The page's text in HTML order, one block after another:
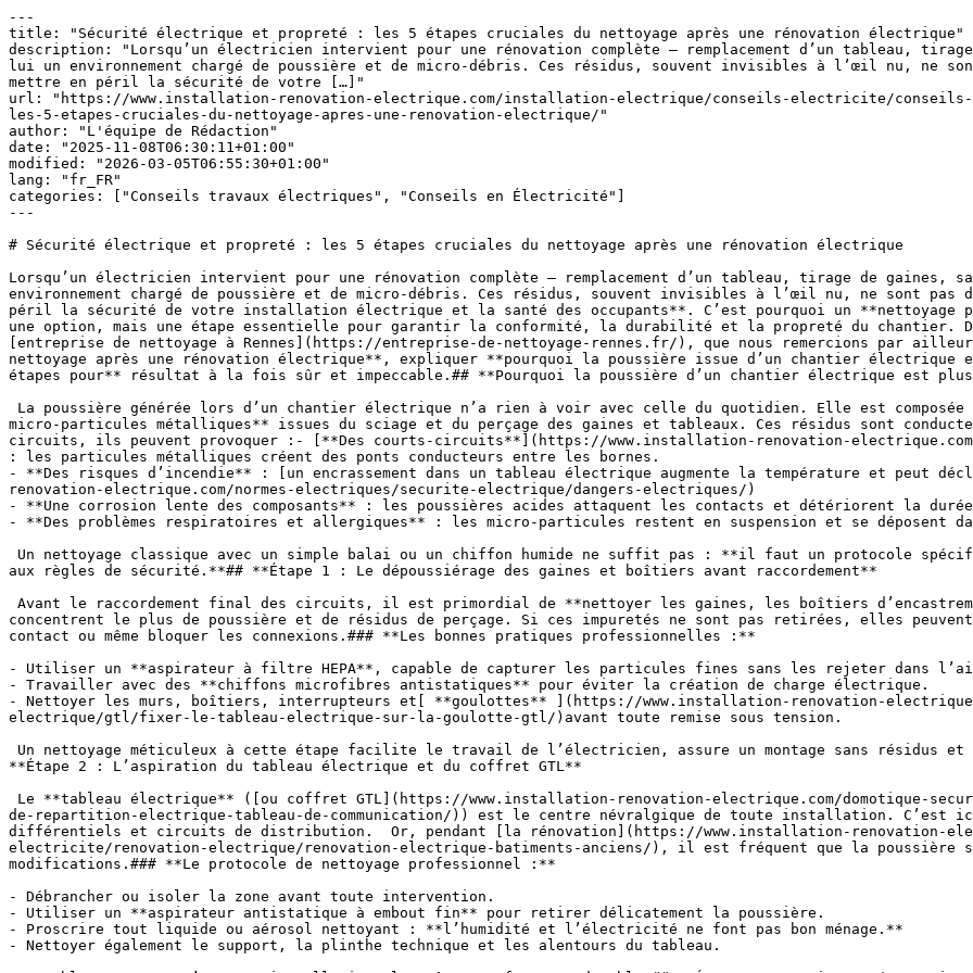
---
title: "Sécurité électrique et propreté : les 5 étapes cruciales du nettoyage après une rénovation électrique"
description: "Lorsqu’un électricien intervient pour une rénovation complète — remplacement d’un tableau, tirage de gaines, saignées dans les murs — il laisse derrière lui un environnement chargé de poussière et de micro-débris. Ces résidus, souvent invisibles à l’œil nu, ne sont pas de simples salissures. Ils peuvent, à terme, mettre en péril la sécurité de votre […]"
url: "https://www.installation-renovation-electrique.com/installation-electrique/conseils-electricite/conseils-travaux-electriques/securite-electrique-et-proprete-les-5-etapes-cruciales-du-nettoyage-apres-une-renovation-electrique/"
author: "L'équipe de Rédaction"
date: "2025-11-08T06:30:11+01:00"
modified: "2026-03-05T06:55:30+01:00"
lang: "fr_FR"
categories: ["Conseils travaux électriques", "Conseils en Électricité"]
---

# Sécurité électrique et propreté : les 5 étapes cruciales du nettoyage après une rénovation électrique

Lorsqu’un électricien intervient pour une rénovation complète — remplacement d’un tableau, tirage de gaines, saignées dans les murs — il laisse derrière lui un environnement chargé de poussière et de micro-débris. Ces résidus, souvent invisibles à l’œil nu, ne sont pas de simples salissures. Ils peuvent, à terme, **mettre en péril la sécurité de votre installation électrique et la santé des occupants**. C’est pourquoi un **nettoyage professionnel après rénovation électrique** n’est pas une option, mais une étape essentielle pour garantir la conformité, la durabilité et la propreté du chantier. Dans cet article, rédigé par la société Propre au Carré, [entreprise de nettoyage à Rennes](https://entreprise-de-nettoyage-rennes.fr/), que nous remercions par ailleurs, nous allons détailler **les 5 étapes clés du nettoyage après une rénovation électrique**, expliquer **pourquoi la poussière issue d’un chantier électrique est plus dangereuse qu’elle n’y paraît**, et voir **les étapes pour** résultat à la fois sûr et impeccable.## **Pourquoi la poussière d’un chantier électrique est plus dangereuse qu’il n’y paraît**

 La poussière générée lors d’un chantier électrique n’a rien à voir avec celle du quotidien. Elle est composée de **poussières de plâtre, de ciment, de PVC et de micro-particules métalliques** issues du sciage et du perçage des gaines et tableaux. Ces résidus sont conducteurs et corrosifs. Lorsqu’ils s’infiltrent dans les circuits, ils peuvent provoquer :- [**Des courts-circuits**](https://www.installation-renovation-electrique.com/normes-electriques/securite-electrique/court-circuit/) : les particules métalliques créent des ponts conducteurs entre les bornes.
- **Des risques d’incendie** : [un encrassement dans un tableau électrique augmente la température et peut déclencher un départ de feu.](https://www.installation-renovation-electrique.com/normes-electriques/securite-electrique/dangers-electriques/)
- **Une corrosion lente des composants** : les poussières acides attaquent les contacts et détériorent la durée de vie des installations.
- **Des problèmes respiratoires et allergiques** : les micro-particules restent en suspension et se déposent dans les voies respiratoires.
 
 Un nettoyage classique avec un simple balai ou un chiffon humide ne suffit pas : **il faut un protocole spécifique, adapté à l’environnement électrique et conforme aux règles de sécurité.**## **Étape 1 : Le dépoussiérage des gaines et boîtiers avant raccordement**

 Avant le raccordement final des circuits, il est primordial de **nettoyer les gaines, les boîtiers d’encastrement et les zones murales ouvertes**.  Ces endroits concentrent le plus de poussière et de résidus de perçage. Si ces impuretés ne sont pas retirées, elles peuvent gêner la mise en place des prises, créer un mauvais contact ou même bloquer les connexions.### **Les bonnes pratiques professionnelles :**

- Utiliser un **aspirateur à filtre HEPA**, capable de capturer les particules fines sans les rejeter dans l’air.
- Travailler avec des **chiffons microfibres antistatiques** pour éviter la création de charge électrique.
- Nettoyer les murs, boîtiers, interrupteurs et[ **goulottes** ](https://www.installation-renovation-electrique.com/installation-electrique/tableau-electrique/gtl/fixer-le-tableau-electrique-sur-la-goulotte-gtl/)avant toute remise sous tension.
 
 Un nettoyage méticuleux à cette étape facilite le travail de l’électricien, assure un montage sans résidus et évite les interventions correctives coûteuses.## **Étape 2 : L’aspiration du tableau électrique et du coffret GTL**

 Le **tableau électrique** ([ou coffret GTL](https://www.installation-renovation-electrique.com/domotique-securite/coffret-de-communication/la-distance-entre-tableau-de-repartition-electrique-tableau-de-communication/)) est le centre névralgique de toute installation. C’est ici que se concentrent les disjoncteurs, interrupteurs différentiels et circuits de distribution.  Or, pendant [la rénovation](https://www.installation-renovation-electrique.com/installation-electrique/conseils-electricite/renovation-electrique/renovation-electrique-batiments-anciens/), il est fréquent que la poussière s’y accumule, surtout si le coffret est ouvert pour modifications.### **Le protocole de nettoyage professionnel :**

- Débrancher ou isoler la zone avant toute intervention.
- Utiliser un **aspirateur antistatique à embout fin** pour retirer délicatement la poussière.
- Proscrire tout liquide ou aérosol nettoyant : **l’humidité et l’électricité ne font pas bon ménage.**
- Nettoyer également le support, la plinthe technique et les alentours du tableau.
 
 Un tableau propre, c’est une installation plus sûre, conforme et durable.## **Étape 3 : Gestion et évacuation des déchets électriques spécifiques**

 Les travaux d’électricité génèrent un grand nombre de déchets :- Chutes de gaines, câbles, boîtiers, vis, goulottes, plastiques.
- Gravats issus du perçage ou de la dépose d’anciens dispositifs.
- Emballages (cartons, plastiques, gaines thermorétractables).
 
 Ces déchets ne peuvent pas être mélangés aux ordures classiques. Ils doivent être triés, évacués et recyclés selon les règles locales. Une **entreprise de nettoyage professionnelle** prend en charge :- Le **tri sélectif** des matériaux (plastique, métal, gravats).
- Le **transport vers une déchetterie agréée**.
- L’émission éventuelle d’un **bordereau de suivi des déchets** pour les chantiers réglementés.
 
 Outre l’aspect écologique, cette étape garantit un **chantier conforme et sécurisé**, où aucun objet coupant ou conducteur ne reste au sol.## **Étape 4 : Nettoyage des surfaces vitrées et des finitions**

 Une fois la rénovation terminée, les vitres, baies vitrées et encadrements présentent souvent **des traces de poussière, de doigts, voire de micro-rayures de plâtre**.  Pour un rendu professionnel et une restitution parfaite du chantier, il est indispensable d’effectuer un **nettoyage complet des vitres et encadrements**. Là encore, une entreprise spécialisée dans le nettoyage intervient avec du matériel professionnel :- **Raclettes professionnelles**, **perches télescopiques à eau pure** (pour les grandes hauteurs), et microfibres non pelucheuses.
- Produits écologiques et antistatiques pour éviter le retour rapide de la poussière.
- Nettoyage des **encadrements, rails et joints**, souvent oubliés mais essentiels à l’esthétique et à la durabilité des vitrages.
 
 Les vitres retrouvent toute leur clarté, les pièces gagnent en luminosité, et le chantier prend sa véritable dimension finale.## **Étape 5 : Nettoyage général et contrôle de sécurité final**

 Une fois les zones techniques et vitrées traitées, vient le **nettoyage de finition** :- Dépoussiérage complet des murs, plafonds, interrupteurs et luminaires.
- Aspiration et lavage des sols, y compris les plinthes et recoins.
- Nettoyage des portes, poignées et cadres.
- Désinfection légère des zones à contact fréquent.
 
 Cette phase de finition permet de **retirer toute trace de poussière conductrice** et d’offrir un environnement sain, sans danger ni particule en suspension. Un **contrôle visuel** est ensuite effectué :- Le tableau électrique est propre et accessible.
- Les interrupteurs et prises ne présentent aucune trace.
- Les sols et vitres sont nets.
- Aucune poussière ne subsiste autour des gaines et plinthes techniques.
 
 Le résultat ? Un logement **propre, sécurisé et prêt à être habité**, sans risquer les désagréments d’une poussière électrique persistante.## **Pourquoi faire appel à une entreprise de nettoyage spécialisée après une rénovation électrique ?**

 Un nettoyage post-rénovation électrique ne s’improvise pas.  Voici les principales raisons de confier cette mission à des **professionnels du nettoyage à Rennes** :### **1. Une expertise technique**

 Les agents sont formés à intervenir dans des environnements sensibles, à proximité d’installations électriques, sans risque de court-circuit ou de dégradation du matériel.### **2. Des outils adaptés**

 Aspirateurs à filtre HEPA, chiffons antistatiques, perches télescopiques, produits non corrosifs : tout est pensé pour la sécurité et la qualité.### **3. Un gain de temps**

 Plutôt que de perdre des heures à nettoyer les moindres recoins, les professionnels rendent le chantier habitable en un temps record.### **4. Une conformité garantie**

 Les chantiers professionnels exigent souvent une remise en état conforme aux normes de sécurité et d’hygiène. Une entreprise de nettoyage certifie ce travail et facilite la validation des travaux.### **5. Un résultat visible et durable**

 Un nettoyage en profondeur valorise le travail de l’électricien et la satisfaction du client final. Les vitres brillent, les sols respirent, et la poussière disparaît durablement.## **Focus écologique : un nettoyage responsable**

 Les rénovations électriques génèrent beaucoup de déchets plastiques et métalliques. Chez *Propre au Carré*, nous adopto